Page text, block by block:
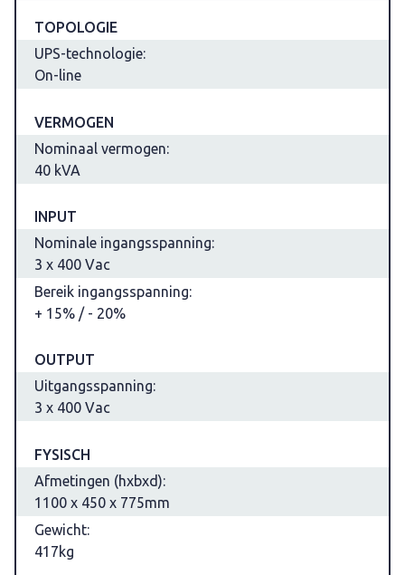
TOPOLOGIE
UPS-technologie:
On-line
VERMOGEN
Nominaal vermogen:
40 kVA
INPUT
Nominale ingangsspanning:
3 x 400 Vac
Bereik ingangsspanning:
+ 15% / - 20%
OUTPUT
Uitgangsspanning:
3 x 400 Vac
FYSISCH
Afmetingen (hxbxd):
1100 x 450 x 775mm
Gewicht:
417kg